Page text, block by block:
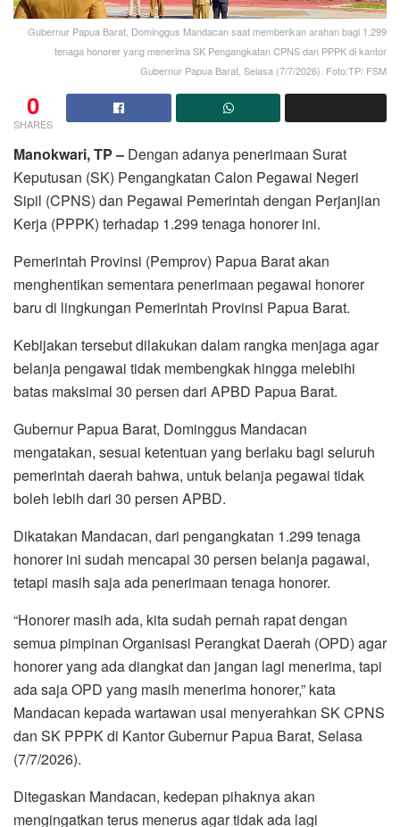
Gubernur Papua Barat, Dominggus Mandacan saat memberikan arahan bagi 1.299
tenaga honorer yang menerima SK Pengangkatan CPNS dan PPPK di kantor
Gubernur Papua Barat, Selasa (7/7/2026). Foto:TP/ FSM
0
SHARES
Manokwari, TP – Dengan adanya penerimaan Surat
Keputusan (SK) Pengangkatan Calon Pegawai Negeri
Sipil (CPNS) dan Pegawai Pemerintah dengan Perjanjian
Kerja (PPPK) terhadap 1.299 tenaga honorer ini.
Pemerintah Provinsi (Pemprov) Papua Barat akan
menghentikan sementara penerimaan pegawai honorer
baru di lingkungan Pemerintah Provinsi Papua Barat.
Kebijakan tersebut dilakukan dalam rangka menjaga agar
belanja pengawai tidak membengkak hingga melebihi
batas maksimal 30 persen dari APBD Papua Barat.
Gubernur Papua Barat, Dominggus Mandacan
mengatakan, sesuai ketentuan yang berlaku bagi seluruh
pemerintah daerah bahwa, untuk belanja pegawai tidak
boleh lebih dari 30 persen APBD.
Dikatakan Mandacan, dari pengangkatan 1.299 tenaga
honorer ini sudah mencapai 30 persen belanja pagawai,
tetapi masih saja ada penerimaan tenaga honorer.
“Honorer masih ada, kita sudah pernah rapat dengan
semua pimpinan Organisasi Perangkat Daerah (OPD) agar
honorer yang ada diangkat dan jangan lagi menerima, tapi
ada saja OPD yang masih menerima honorer,” kata
Mandacan kepada wartawan usai menyerahkan SK CPNS
dan SK PPPK di Kantor Gubernur Papua Barat, Selasa
(7/7/2026).
Ditegaskan Mandacan, kedepan pihaknya akan
mengingatkan terus menerus agar tidak ada lagi